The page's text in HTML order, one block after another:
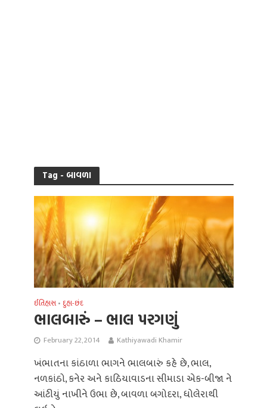
Tag - બાવળા
ઈતિહાસ • દુહા-છંદ
ભાલબારું – ભાલ પરગણું
February 22, 2014 Kathiyawadi Khamir
ખંભાતના કાંઠાળા ભાગને ભાલબારું કહે છે, ભાલ,
નળકાંઠો, કનેર અને કાઠિયાવાડના સીમાડા એક-બીજા ને
આંટીયું નાખીને ઉભા છે, બાવળા બગોદરા, ધોલેરાથી